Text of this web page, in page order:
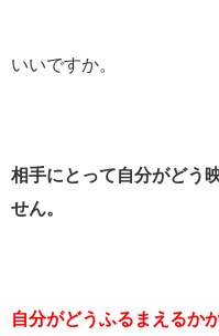
いいですか。
相手にとって自分がどう
せん。
自分がどうふるまえるか